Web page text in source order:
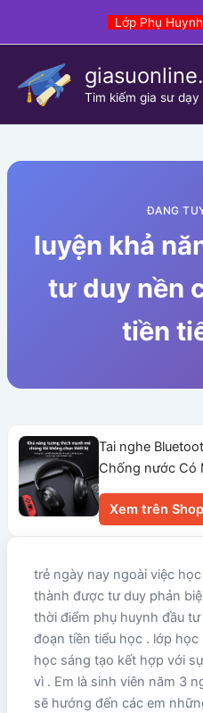
Lớp Phụ
Tim kiếm gia sư
ĐANG
luyện khả
tư duy nền
tiền
Tai nghe
Chống nước Có
Xem trên
trẻ ngày nay ngoài việc
thành được tư duy phản
thời điểm phụ huynh đầu
đoạn tiền tiểu học . lớp
học sáng tạo kết hợp với
vì . Em là sinh viên năm 3
sẽ hướng đến các em